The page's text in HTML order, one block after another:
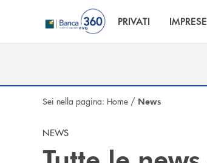
Salta al contenuto principale
PRIVATI IMPRESE
Sei nella pagina: Home / News
NEWS